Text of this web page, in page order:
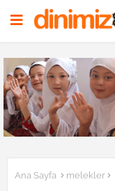
Ana Sayfa melekler